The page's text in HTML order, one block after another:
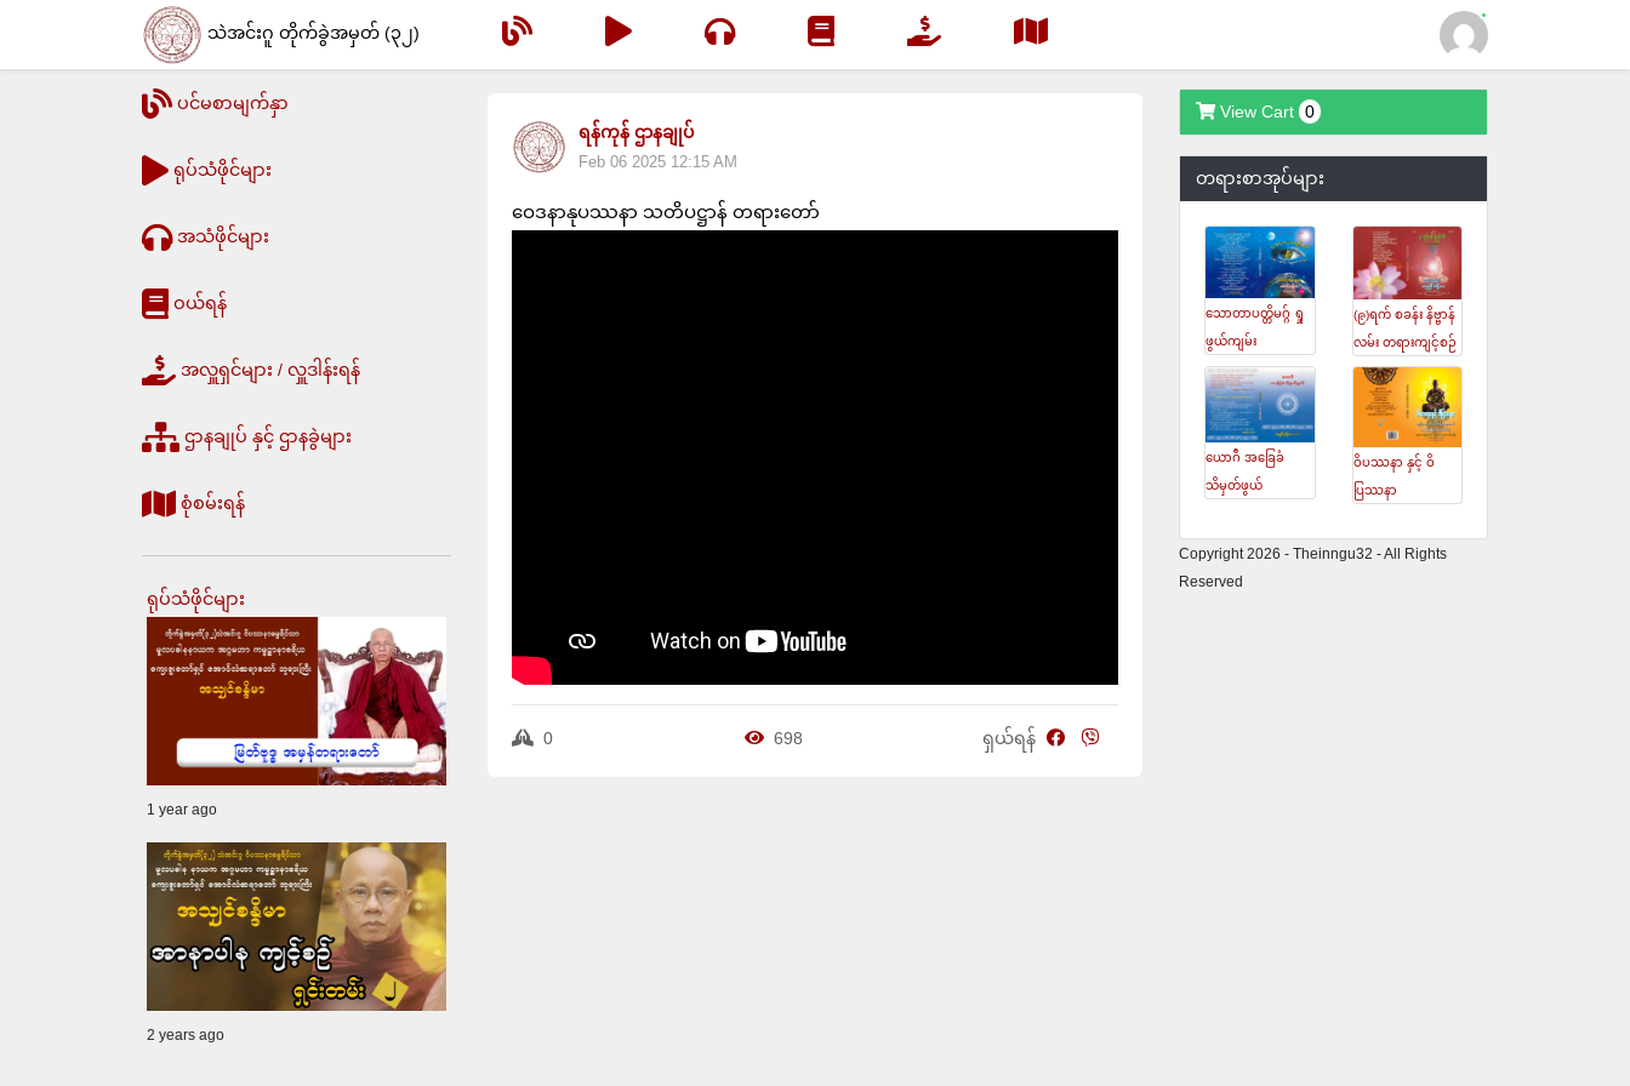
သဲအင်းဂူ တိုက်ခွဲအမှတ် (၃၂)
Login
ပင်မစာမျက်နှာ
ရုပ်သံဖိုင်များ
အသံဖိုင်များ
ဝယ်ရန်
အလှူရှင်များ / လှူဒါန်းရန်
ဌာနချုပ် နှင့် ဌာနခွဲများ
စုံစမ်းရန်
ရုပ်သံဖိုင်များ
1 year ago
2 years ago
ရန်ကုန် ဌာနချုပ်
Feb 06 2025 12:15 AM
ဝေဒနာနုပဿနာ သတိပဋ္ဌာန် တရားတော်
0 698 ရှယ်ရန်
View Cart 0
တရားစာအုပ်များ
သောတာပတ္တိမဂ္ဂ် ရှု
ဖွယ်ကျမ်း
(၉)ရက် စခန်း နိဗ္ဗာန်
လမ်း တရားကျင့်စဉ်
ယောဂီ အခြေခံ
သိမှတ်ဖွယ်
ဝိပဿနာ နှင့် ဝိ
ပြဿနာ
Copyright 2026 - Theinngu32 - All Rights
Reserved